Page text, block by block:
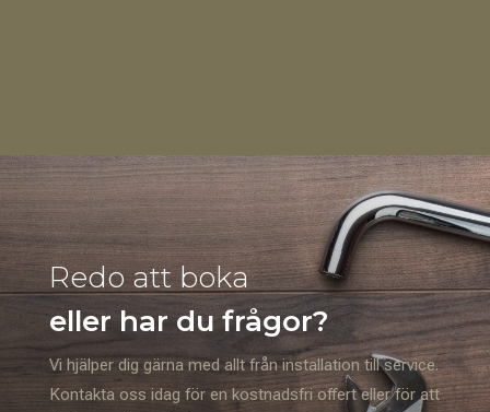
Redo att boka
eller har du frågor?
Vi hjälper dig gärna med allt från installation till service.
Kontakta oss idag för en kostnadsfri offert eller för att